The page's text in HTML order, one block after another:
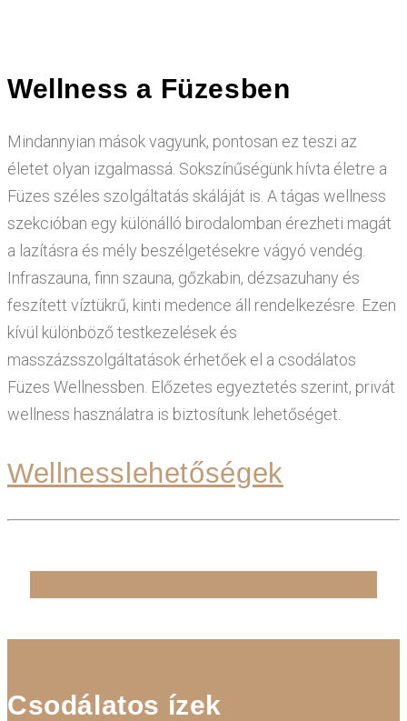
Wellness a Füzesben
Mindannyian mások vagyunk, pontosan ez teszi az
életet olyan izgalmassá. Sokszínűségünk hívta életre a
Füzes széles szolgáltatás skáláját is. A tágas wellness
szekcióban egy különálló birodalomban érezheti magát
a lazításra és mély beszélgetésekre vágyó vendég.
Infraszauna, finn szauna, gőzkabin, dézsazuhany és
feszített víztükrű, kinti medence áll rendelkezésre. Ezen
kívül különböző testkezelések és
masszázsszolgáltatások érhetőek el a csodálatos
Füzes Wellnessben. Előzetes egyeztetés szerint, privát
wellness használatra is biztosítunk lehetőséget.
Wellnesslehetőségek
Csodálatos ízek